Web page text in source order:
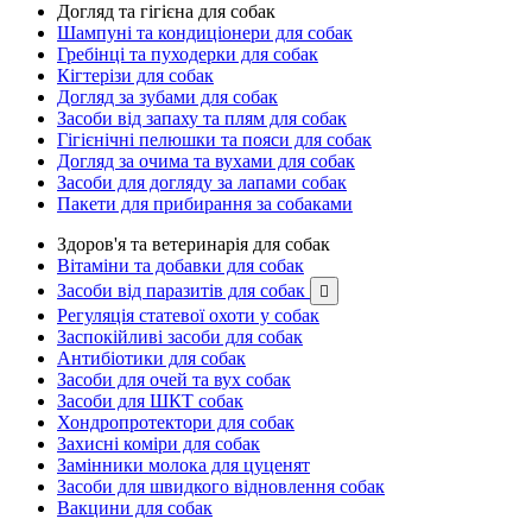
Догляд та гігієна для собак
Шампуні та кондиціонери для собак
Гребінці та пуходерки для собак
Кігтерізи для собак
Догляд за зубами для собак
Засоби від запаху та плям для собак
Гігієнічні пелюшки та пояси для собак
Догляд за очима та вухами для собак
Засоби для догляду за лапами собак
Пакети для прибирання за собаками
Здоров'я та ветеринарія для собак
Вітаміни та добавки для собак
Засоби від паразитів для собак

Регуляція статевої охоти у собак
Заспокійливі засоби для собак
Антибіотики для собак
Засоби для очей та вух собак
Засоби для ШКТ собак
Хондропротектори для собак
Захисні коміри для собак
Замінники молока для цуценят
Засоби для швидкого відновлення собак
Вакцини для собак